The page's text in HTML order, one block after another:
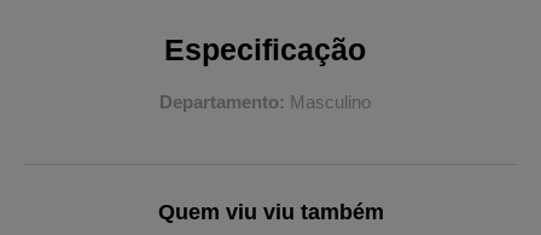
Especificação
Departamento Masculino
Quem viu viu também